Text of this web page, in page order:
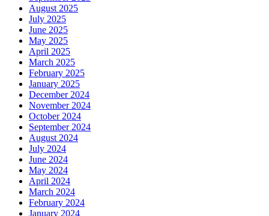
August 2025
July 2025
June 2025
May 2025
April 2025
March 2025
February 2025
January 2025
December 2024
November 2024
October 2024
September 2024
August 2024
July 2024
June 2024
May 2024
April 2024
March 2024
February 2024
January 2024